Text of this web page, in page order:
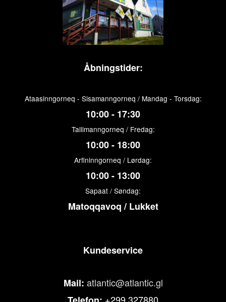
Åbningstider:
Ataasinngorneq - Sisamanngorneq / Mandag - Torsdag:
10:00 - 17:30
Tallimanngorneq / Fredag:
10:00 - 18:00
Arfininngorneq / Lørdag:
10:00 - 13:00
Sapaat / Søndag:
Matoqqavoq / Lukket
Kundeservice
Mail: atlantic@atlantic.gl